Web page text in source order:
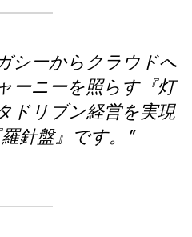
シーからクラウドへ
ーニーを照らす『灯
ドリブン経営を実現
針盤』です。